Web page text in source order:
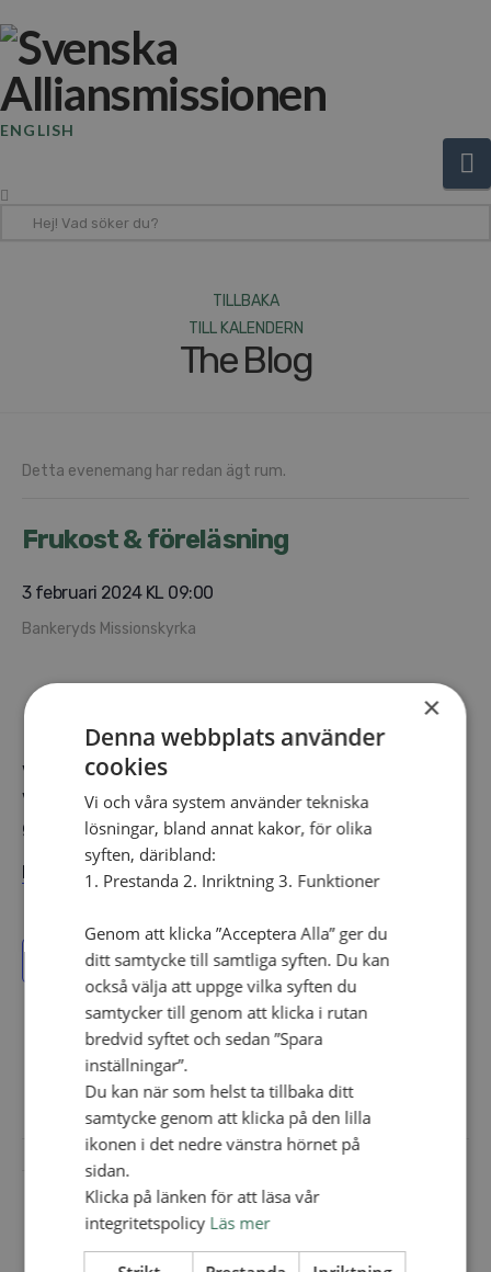
ENGLISH
TILLBAKA
TILL KALENDERN
The Blog
Detta evenemang har redan ägt rum.
Frukost & föreläsning
3 februari 2024 KL 09:00
Bankeryds Missionskyrka
Välkommen på frukost och föreläsning för föräldrar.
Vi får besök av Anders Liljekvist som pratar om
glädjen och utmaningarna av att vara föräldrar.
LÄS MER OCH ANMÄL DIG HÄR
Lägg till i kalender
Adress:
Ekeforsvägen 22
Bankeryd + Google Map
×
Denna webbplats använder
cookies
Vi och våra system använder tekniska
lösningar, bland annat kakor, för olika
syften, däribland:
1. Prestanda 2. Inriktning 3. Funktioner
Genom att klicka ”Acceptera Alla” ger du
ditt samtycke till samtliga syften. Du kan
också välja att uppge vilka syften du
samtycker till genom att klicka i rutan
bredvid syftet och sedan ”Spara
inställningar”.
Du kan när som helst ta tillbaka ditt
samtycke genom att klicka på den lilla
ikonen i det nedre vänstra hörnet på
sidan.
Klicka på länken för att läsa vår
integritetspolicy Läs mer